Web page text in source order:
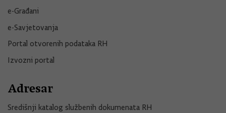
e-Građani
e-Savjetovanja
Portal otvorenih podataka RH
Izvozni portal
Adresar
Središnji katalog službenih dokumenata RH